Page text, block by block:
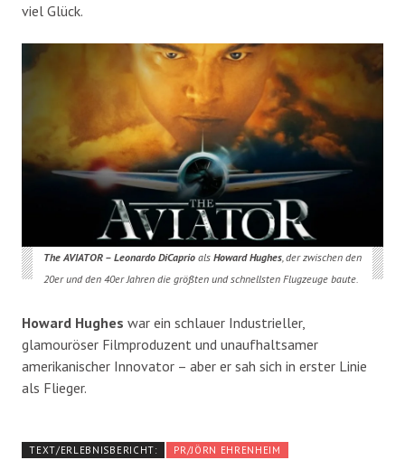
viel Glück.
The AVIATOR – Leonardo DiCaprioals Howard Hughes, der zwischen den
20er und den 40er Jahren die größten und schnellsten Flugzeuge baute.
Howard Hughes war ein schlauer Industrieller,
glamouröser Filmproduzent und unaufhaltsamer
amerikanischer Innovator – aber er sah sich in erster Linie
als Flieger.
TEXT/ERLEBNISBERICHT:
PR/JÖRN EHRENHEIM